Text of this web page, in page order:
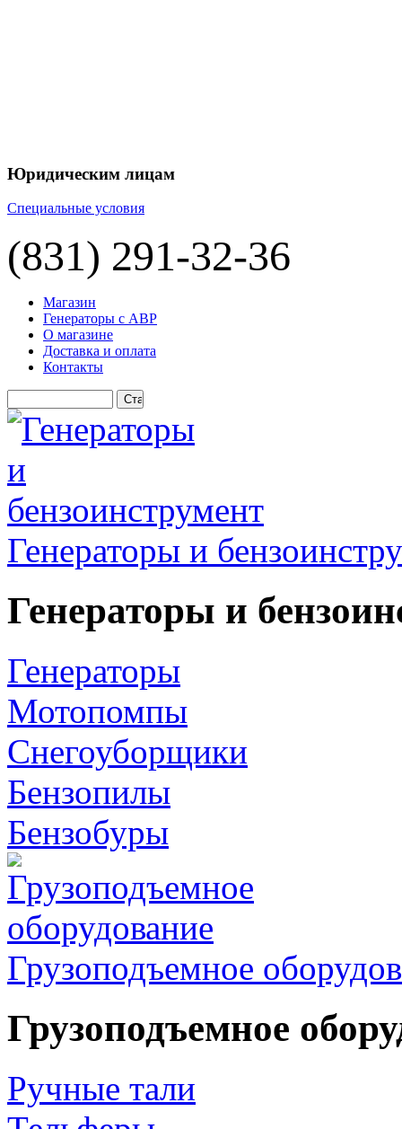
Юридическим лицам
Специальные условия
(831) 291-32-36
Магазин
Генераторы с АВР
О магазине
Доставка и оплата
Контакты
Генераторы и
Генераторы и
Генераторы
Мотопомпы
Снегоуборщики
Бензопилы
Бензобуры
Грузоподъемное
Грузоподъемное
Ручные тали